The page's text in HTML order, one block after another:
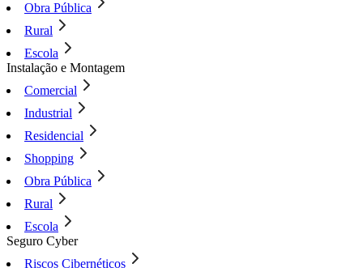
Obra Pública
Rural
Escola
Instalação e Montagem
Comercial
Industrial
Residencial
Shopping
Obra Pública
Rural
Escola
Seguro Cyber
Riscos Cibernéticos